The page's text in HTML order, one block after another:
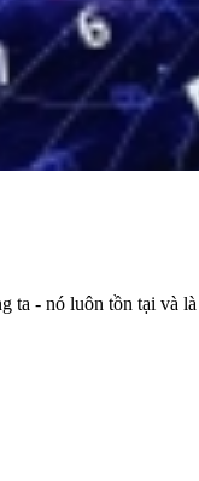
- nó luôn tồn tại và